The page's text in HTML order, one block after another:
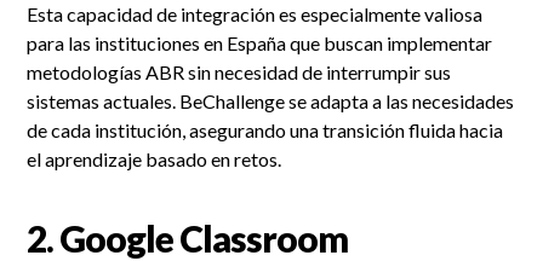
Esta capacidad de integración es especialmente valiosa
para las instituciones en España que buscan implementar
metodologías ABR sin necesidad de interrumpir sus
sistemas actuales. BeChallenge se adapta a las necesidades
de cada institución, asegurando una transición fluida hacia
el aprendizaje basado en retos.
2.Google Classroom